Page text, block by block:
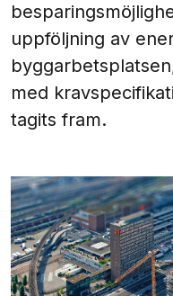
uppföljning av
med
tagits fram.